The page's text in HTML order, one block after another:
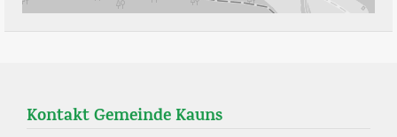
Kontakt Gemeinde Kauns